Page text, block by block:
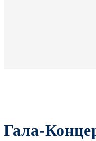
Гала-